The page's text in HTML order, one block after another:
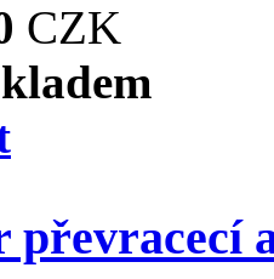
CZK
převracecí